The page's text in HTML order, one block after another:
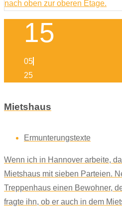
15
05
25
Mietshaus
Ermunterungstexte
Wenn ich in Hannover arbeite,
Mietshaus mit sieben Parteien.
Treppenhaus einen Bewohner,
fragte ihn, ob er auch in dem